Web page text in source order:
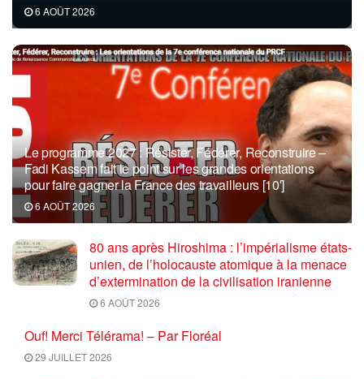
6 AOÛT 2026
Le programme 2027 : Résister, Fédérer, Reconstruire –
Fadi Kassem fait le point sur les grandes orientations
pour faire gagner la France des travailleurs [10′]
6 AOÛT 2026
80 ans après Hiroshima : l’impérialisme états-
unien, de l’holocauste atomique à la menace
d’extermination de la civilisation iranienne
6 AOÛT 2026
Ouf! Merci Télérama! – Par Floréal
29 JUILLET 2026